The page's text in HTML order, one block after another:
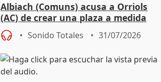
Albiach (Comuns) acusa a Orriols
(AC) de crear una plaza a medida
para su hija en Ripoll (Girona)
Sonido Totales 31/07/2026